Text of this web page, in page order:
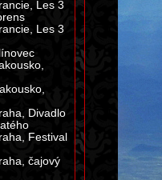
Les 3
Les 3
Divadlo
Festival
čajový